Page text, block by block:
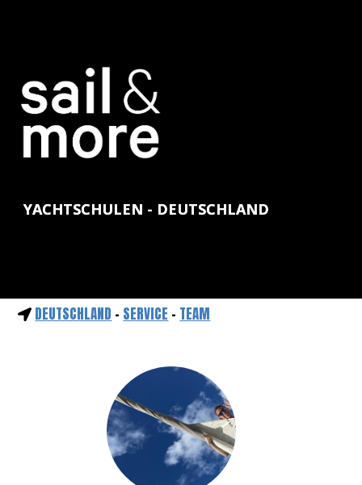
YACHTSCHULEN - DEUTSCHLAND
DEUTSCHLAND - SERVICE - TEAM